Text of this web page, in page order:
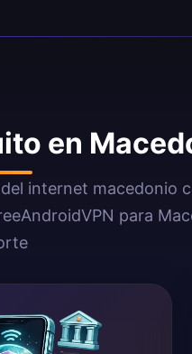
en
internet macedonio
para